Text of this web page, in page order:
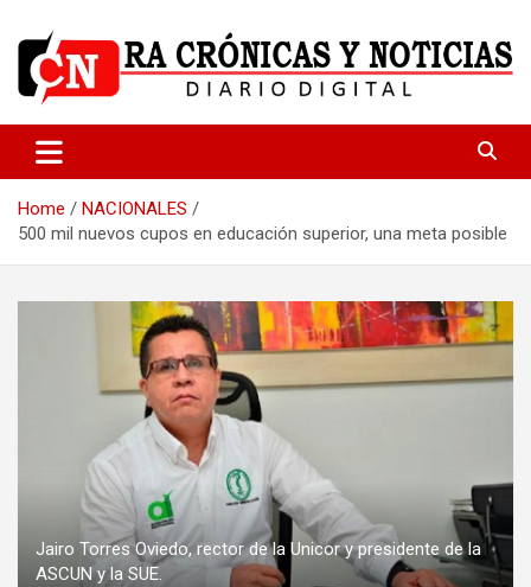
content
R.A Crónicas y Noticias
Home
NACIONALES
500 mil nuevos cupos en educación superior, una meta posible
Jairo Torres Oviedo, rector de la Unicor y presidente de la
ASCUN y la SUE.